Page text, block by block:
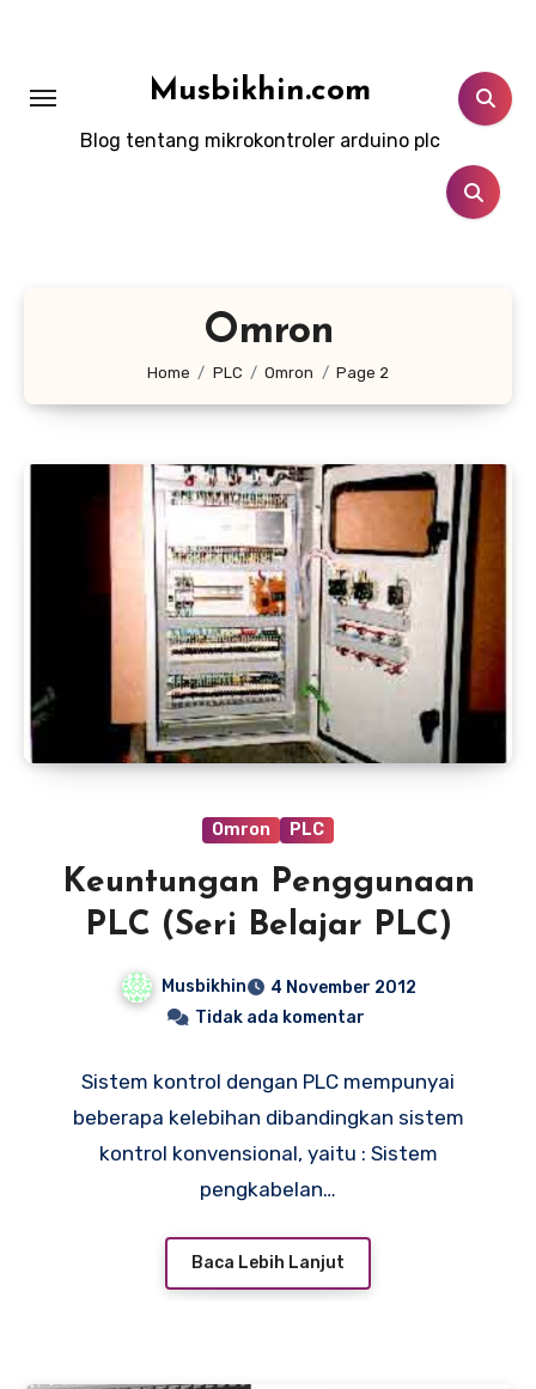
Musbikhin.com
Blog tentang mikrokontroler arduino plc
Omron
Home PLC Omron Page 2
Omron PLC
Keuntungan Penggunaan
PLC (Seri Belajar PLC)
Musbikhin
4 November 2012
Tidak ada komentar
Sistem kontrol dengan PLC mempunyai
beberapa kelebihan dibandingkan sistem
kontrol konvensional, yaitu : Sistem
pengkabelan…
Baca Lebih Lanjut